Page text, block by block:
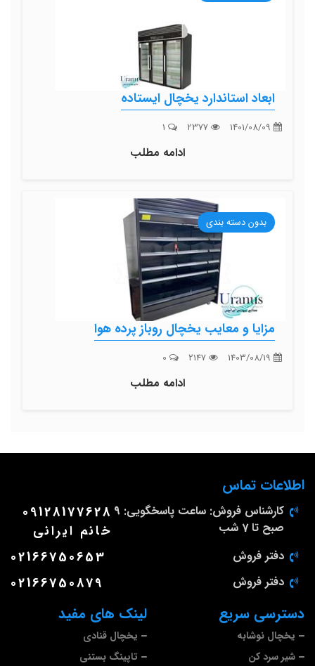
ابعاد استاندارد یخچال ایستاده
ادامه مطلب
بدون دسته بندی
مزایا و معایب یخچال روباز پرده هوا
ادامه مطلب
لینک های مفید
یخچال قنادی
تاپینگ بستنی
دسترسی سریع
یخچال نوشابه
شیر سرد کن
اطلاعات تماس
کارشناس فروش: ساعت پاسخگویی: 9
صبح تا 7 شب
09128177628
خانم ایرانی
دفتر فروش 02166750653
دفتر فروش 02166750879